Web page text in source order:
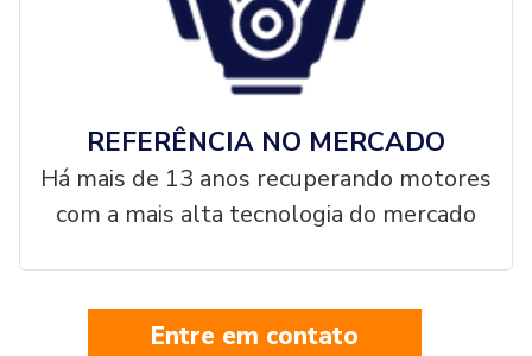
REFERÊNCIA NO MERCADO
Há mais de 13 anos recuperando motores
com a mais alta tecnologia do mercado
Entre em contato